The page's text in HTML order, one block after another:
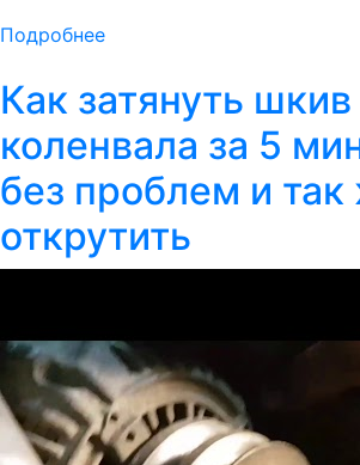
Подробнее
Как затянуть шкив
коленвала за 5
без проблем и так
открутить